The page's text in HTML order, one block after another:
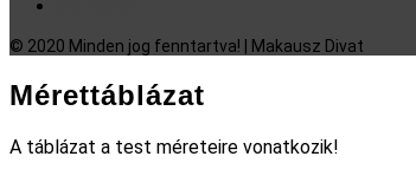
© 2020 Minden jog fenntartva! | Makausz Divat
Mérettáblázat
A táblázat a test méreteire vonatkozik!